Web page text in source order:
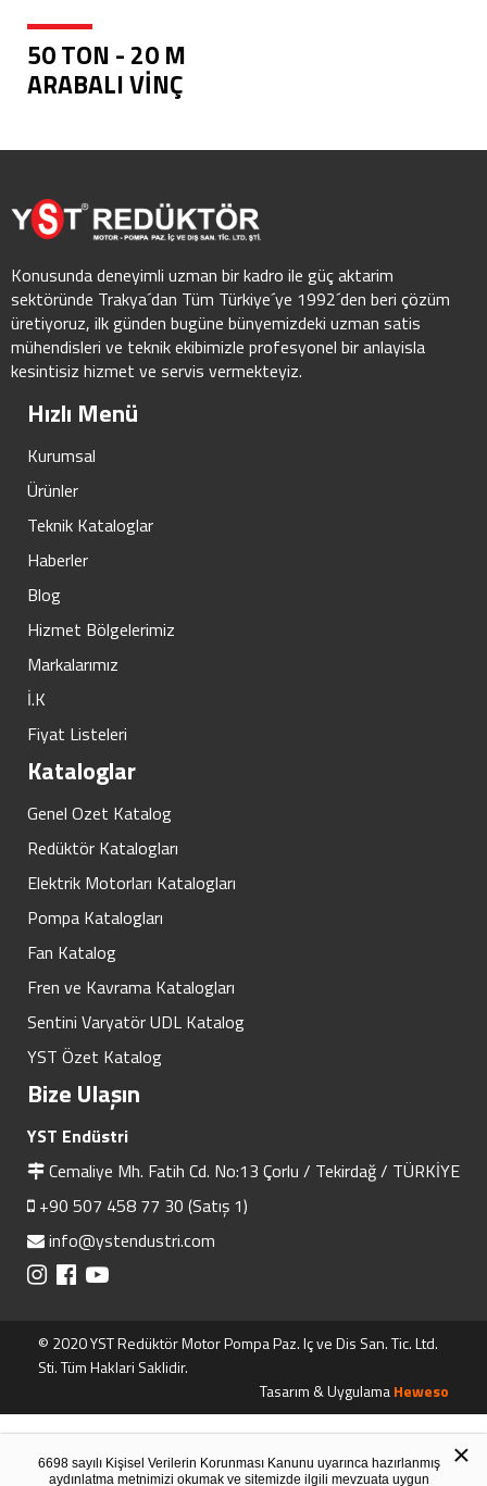
50 TON - 20 M
ARABALI VİNÇ
Konusunda deneyimli uzman bir kadro ile güç aktarim
sektöründe Trakya´dan Tüm Türkiye´ye 1992´den beri çözüm
üretiyoruz, ilk günden bugüne bünyemizdeki uzman satis
mühendisleri ve teknik ekibimizle profesyonel bir anlayisla
kesintisiz hizmet ve servis vermekteyiz.
Hızlı Menü
Kurumsal
Ürünler
Teknik Kataloglar
Haberler
Blog
Hizmet Bölgelerimiz
Markalarımız
İ.K
Fiyat Listeleri
Kataloglar
Genel Ozet Katalog
Redüktör Katalogları
Elektrik Motorları Katalogları
Pompa Katalogları
Fan Katalog
Fren ve Kavrama Katalogları
Sentini Varyatör UDL Katalog
YST Özet Katalog
Bize Ulaşın
YST Endüstri
Cemaliye Mh. Fatih Cd. No:13 Çorlu / Tekirdağ / TÜRKİYE
+90 507 458 77 30 (Satış 1)
info@ystendustri.com
© 2020 YST Redüktör Motor Pompa Paz. Iç ve Dis San. Tic. Ltd.
Sti. Tüm Haklari Saklidir.
Tasarım & UygulamaHeweso
×
6698 sayılı Kişisel Verilerin Korunması Kanunu uyarınca hazırlanmış
aydınlatma metnimizi okumak ve sitemizde ilgili mevzuata uygun